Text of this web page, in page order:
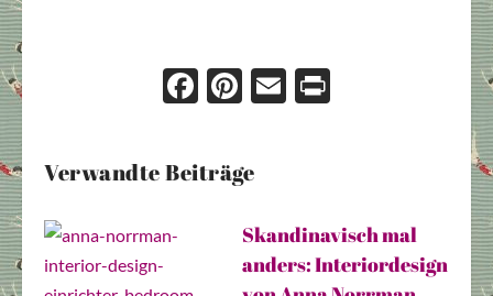
Face
Pint
Ema
Verwandte Beiträge
Skandinavisch mal
anders: Interiordesign